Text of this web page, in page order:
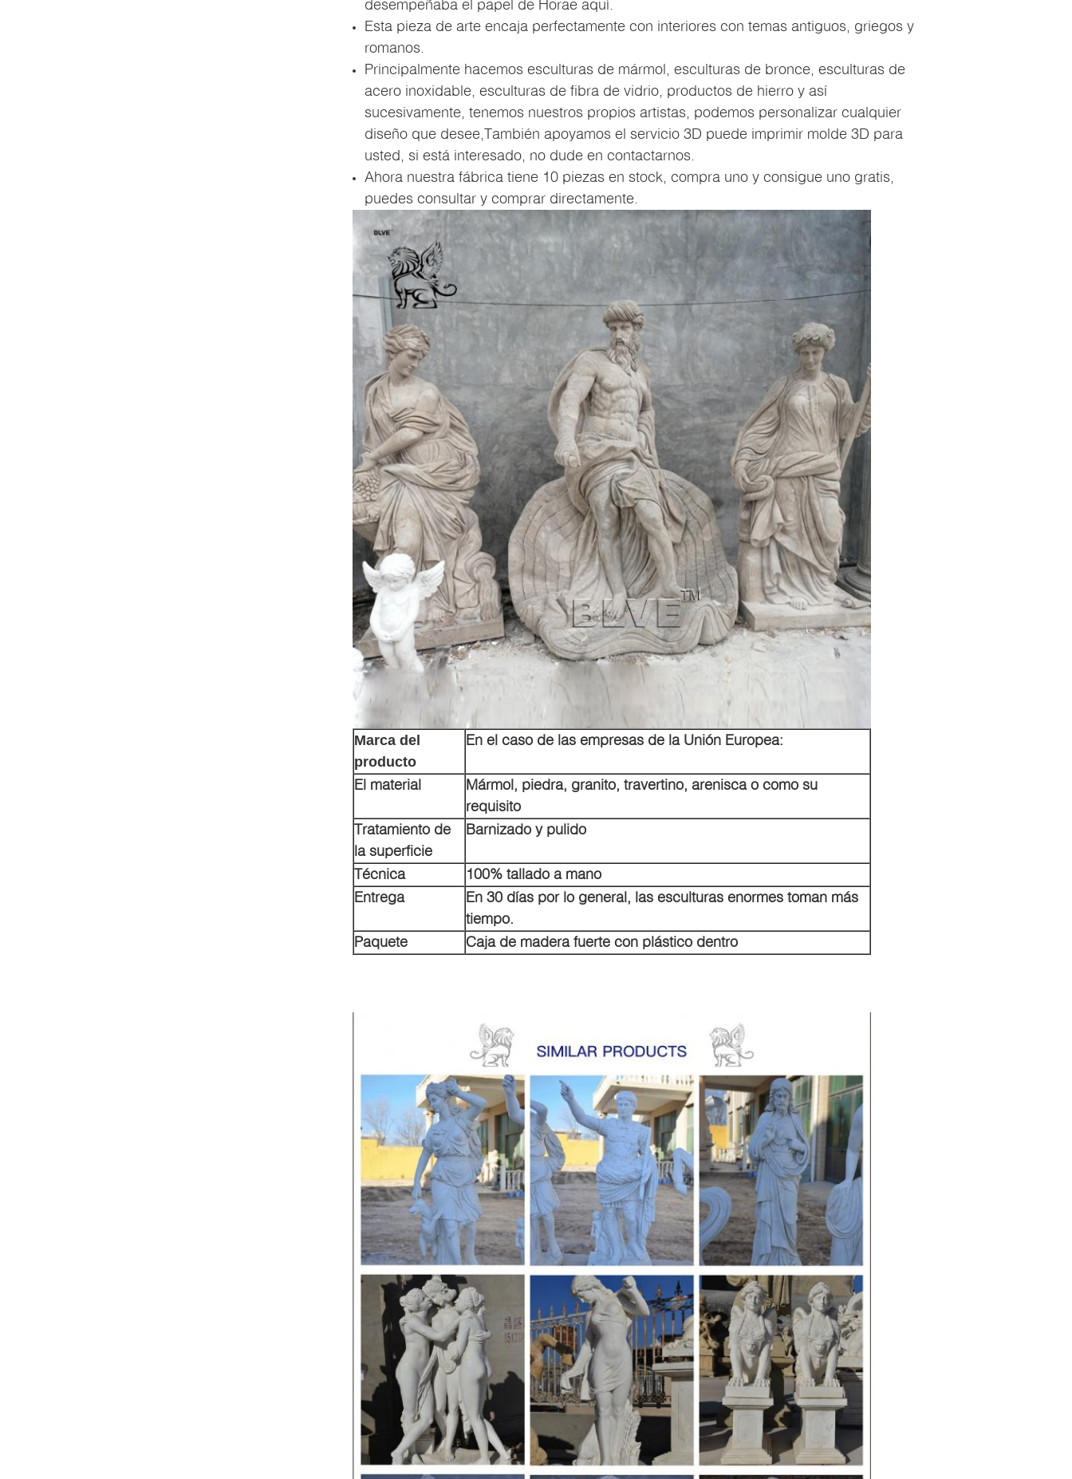
Deja un mensaje
¡Te llamaremos pronto!
PRESENTACIóN
desempeñaba el papel de Horae aquí.
Esta pieza de arte encaja perfectamente con interiores con temas antiguos, griegos y
romanos.
Principalmente hacemos esculturas de mármol, esculturas de bronce, esculturas de
acero inoxidable, esculturas de fibra de vidrio, productos de hierro y así
sucesivamente, tenemos nuestros propios artistas, podemos personalizar cualquier
diseño que desee,También apoyamos el servicio 3D puede imprimir molde 3D para
usted, si está interesado, no dude en contactarnos.
Ahora nuestra fábrica tiene 10 piezas en stock, compra uno y consigue uno gratis,
puedes consultar y comprar directamente.
Marca del
producto
En el caso de las empresas de la Unión Europea:
El material
Mármol, piedra, granito, travertino, arenisca o como su
requisito
Tratamiento de
la superficie
Barnizado y pulido
Técnica
100% tallado a mano
Entrega
En 30 días por lo general, las esculturas enormes toman más
tiempo.
Paquete
Caja de madera fuerte con plástico dentro